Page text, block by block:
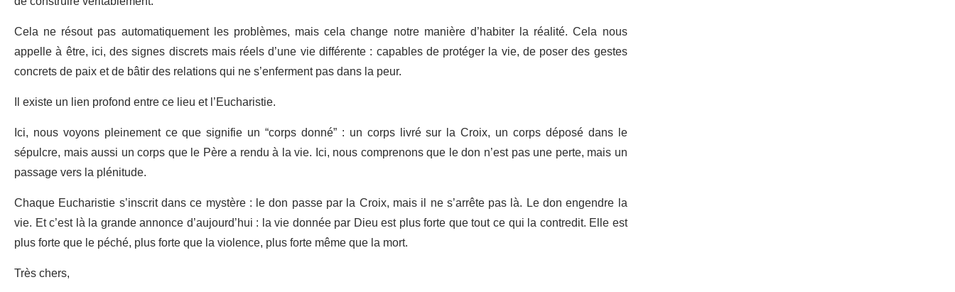
Cela ne résout pas automatiquement les problèmes, mais cela change notre manière d’habiter la réalité. Cela nous
appelle à être, ici, des signes discrets mais réels d’une vie différente : capables de protéger la vie, de poser des gestes
concrets de paix et de bâtir des relations qui ne s’enferment pas dans la peur.
Il existe un lien profond entre ce lieu et l’Eucharistie.
Ici, nous voyons pleinement ce que signifie un “corps donné” : un corps livré sur la Croix, un corps déposé dans le
sépulcre, mais aussi un corps que le Père a rendu à la vie. Ici, nous comprenons que le don n’est pas une perte, mais un
passage vers la plénitude.
Chaque Eucharistie s’inscrit dans ce mystère : le don passe par la Croix, mais il ne s’arrête pas là. Le don engendre la
vie. Et c’est là la grande annonce d’aujourd’hui : la vie donnée par Dieu est plus forte que tout ce qui la contredit. Elle est
plus forte que le péché, plus forte que la violence, plus forte même que la mort.
Très chers,